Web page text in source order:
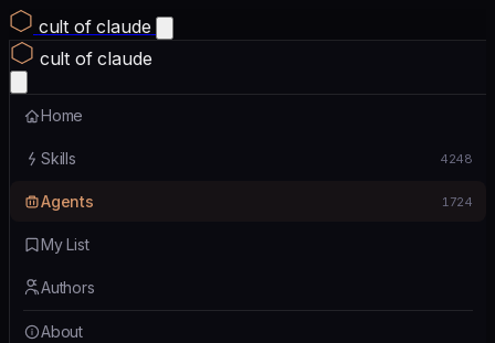
cult of claude
cult of claude
Home
Skills 4248
Agents 1724
My List
Authors
About